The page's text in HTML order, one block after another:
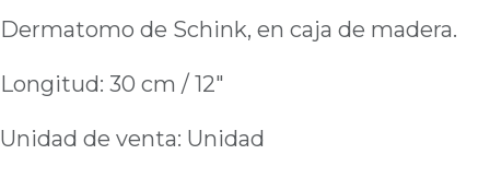
Dermatomo de Schink, en caja de madera.
Longitud: 30 cm / 12"
Unidad de venta: Unidad